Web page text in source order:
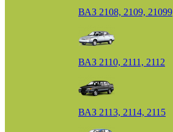
ВАЗ 2108, 2109, 21099
ВАЗ 2110, 2111, 2112
ВАЗ 2113, 2114, 2115